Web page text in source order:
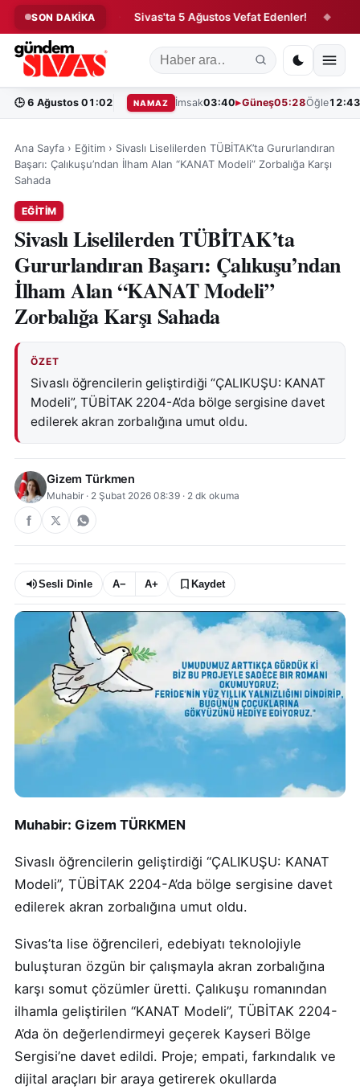
SON DAKİKA
Hareketliliği! ◆ Sivas'ta 5 Ağustos Vefat Edenler! ◆ Tarım
🕒 6 Ağustos 01:02 NAMAZ İmsak03:40 Güneş05:28Öğle12:43
Ana Sayfa › Eğitim › Sivaslı Liselilerden TÜBİTAK’ta Gururlandıran
Başarı: Çalıkuşu’ndan İlham Alan “KANAT Modeli” Zorbalığa Karşı
Sahada
EĞITIM
Sivaslı Liselilerden TÜBİTAK’ta
Gururlandıran Başarı: Çalıkuşu’ndan
İlham Alan “KANAT Modeli”
Zorbalığa Karşı Sahada
ÖZET
Sivaslı öğrencilerin geliştirdiği “ÇALIKUŞU: KANAT
Modeli”, TÜBİTAK 2204-A’da bölge sergisine davet
edilerek akran zorbalığına umut oldu.
Gizem Türkmen
Muhabir · 2 Şubat 2026 08:39 · 2 dk okuma
Sesli Dinle A− A+ Kaydet
Muhabir: Gizem TÜRKMEN
Sivaslı öğrencilerin geliştirdiği “ÇALIKUŞU: KANAT
Modeli”, TÜBİTAK 2204-A’da bölge sergisine davet
edilerek akran zorbalığına umut oldu.
Sivas’ta lise öğrencileri, edebiyatı teknolojiyle
buluşturan özgün bir çalışmayla akran zorbalığına
karşı somut çözümler üretti. Çalıkuşu romanından
ilhamla geliştirilen “KANAT Modeli”, TÜBİTAK 2204-
A’da ön değerlendirmeyi geçerek Kayseri Bölge
Sergisi’ne davet edildi. Proje; empati, farkındalık ve
dijital araçları bir araya getirerek okullarda